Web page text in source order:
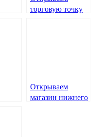
торговую точку
Открываем
магазин нижнего